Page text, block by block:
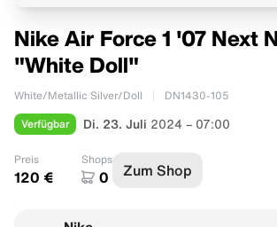
Nike Air Force 1 '07 Next
"White Doll"
White/Metallic Silver/Doll DN1430-105
Verfügbar Di. 23. Juli 2024 – 07:00
Preis
120 €
Shops
0 Zum Shop